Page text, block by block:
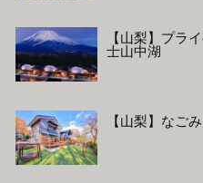
【山梨】プラ
士山中湖
【山梨】なご